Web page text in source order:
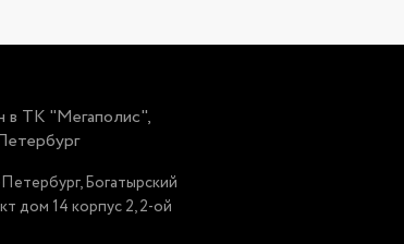
в ТК "Мегаполис",
Петербург, Богатырский
дом 14 корпус 2, 2-ой